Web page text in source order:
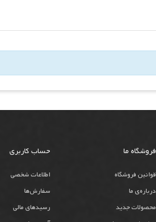
فروشگاه ما
قوانین فروشگاه
درباره‌ی ما
محصولات جدید
حساب کاربری
اطلاعات شخصی
سفارش‌ها
رسیدهای مالی